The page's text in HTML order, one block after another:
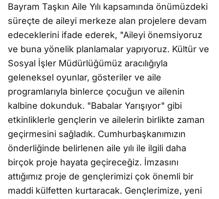
Bayram Taşkın Aile Yılı kapsamında önümüzdeki
süreçte de aileyi merkeze alan projelere devam
edeceklerini ifade ederek, "Aileyi önemsiyoruz
ve buna yönelik planlamalar yapıyoruz. Kültür ve
Sosyal İşler Müdürlüğümüz aracılığıyla
geleneksel oyunlar, gösteriler ve aile
programlarıyla binlerce çocuğun ve ailenin
kalbine dokunduk. "Babalar Yarışıyor" gibi
etkinliklerle gençlerin ve ailelerin birlikte zaman
geçirmesini sağladık. Cumhurbaşkanımızın
önderliğinde belirlenen aile yılı ile ilgili daha
birçok proje hayata geçireceğiz. İmzasını
attığımız proje de gençlerimizi çok önemli bir
maddi külfetten kurtaracak. Gençlerimize, yeni